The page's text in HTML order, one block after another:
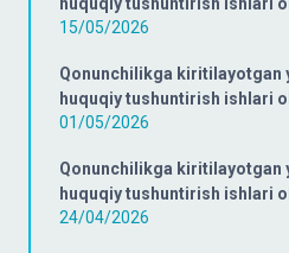
huquqiy tushuntirish ishlari
15/05/2026
Qonunchilikga kiritilayotgan
huquqiy tushuntirish ishlari
01/05/2026
Qonunchilikga kiritilayotgan
huquqiy tushuntirish ishlari
24/04/2026